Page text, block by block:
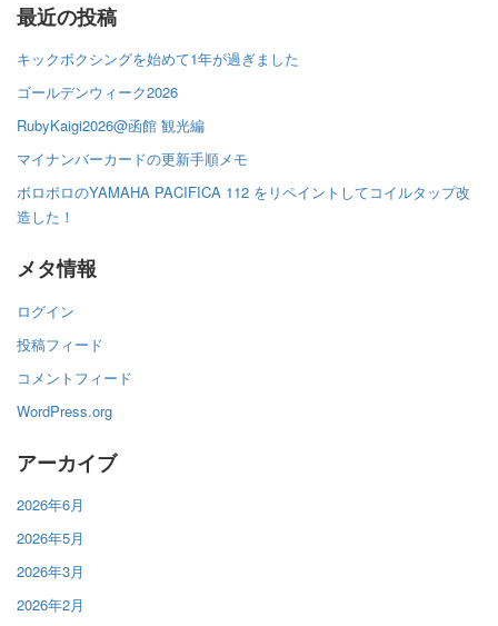
最近の投稿
キックボクシングを始めて1年が過ぎました
ゴールデンウィーク2026
RubyKaigi2026@函館 観光編
マイナンバーカードの更新手順メモ
ボロボロのYAMAHA PACIFICA 112 をリペイントしてコイルタップ改
造した！
メタ情報
ログイン
投稿フィード
コメントフィード
WordPress.org
アーカイブ
2026年6月
2026年5月
2026年3月
2026年2月